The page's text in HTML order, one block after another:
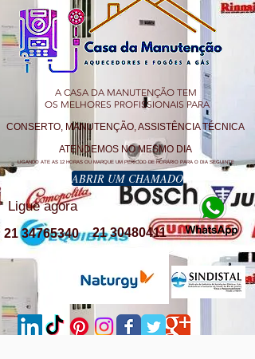
A CASA DA MANUTENÇÃO TEM
OS MELHORES PROFISSIONAIS PARA
CONSERTO, MANUTENÇÃO, ASSISTÊNCIA TÉCNICA
ATENDEMOS NO MESMO DIA
LIGANDO ATE AS 12 HORAS OU MARQUE UM PERÍODO DE HORÁRIO PARA O DIA SEGUINTE
ABRIR UM CHAMADO
Ligue agora
21 30480411
21 34765340